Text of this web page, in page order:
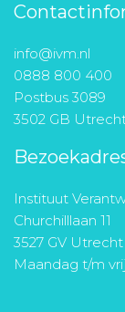
info@ivm.nl
0888 800 400
Postbus 3089
3502 GB
Instituut
Churchilllaan 11
3527 GV Utrecht
Maandag t/m